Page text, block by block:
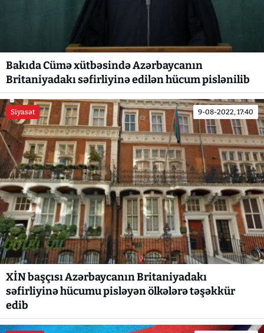
Bakıda Cümə xütbəsində Azərbaycanın
Britaniyadakı səfirliyinə edilən hücum pislənilib
Siyasət 9-08-2022, 17:40
XİN başçısı Azərbaycanın Britaniyadakı
səfirliyinə hücumu pisləyən ölkələrə təşəkkür
edib